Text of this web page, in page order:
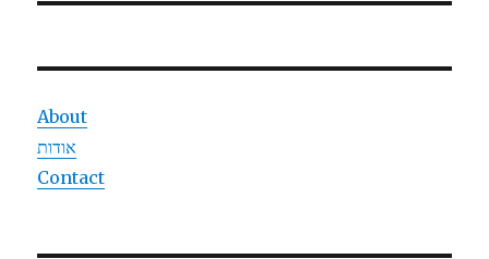
About
אודות
Contact